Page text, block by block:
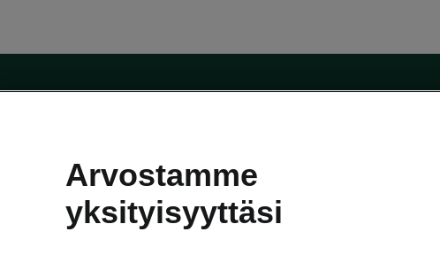
Heti vapaat Škoda-mallit Käyttöohjeet Škoda Shop
Arvostamme
yksityisyyttäsi